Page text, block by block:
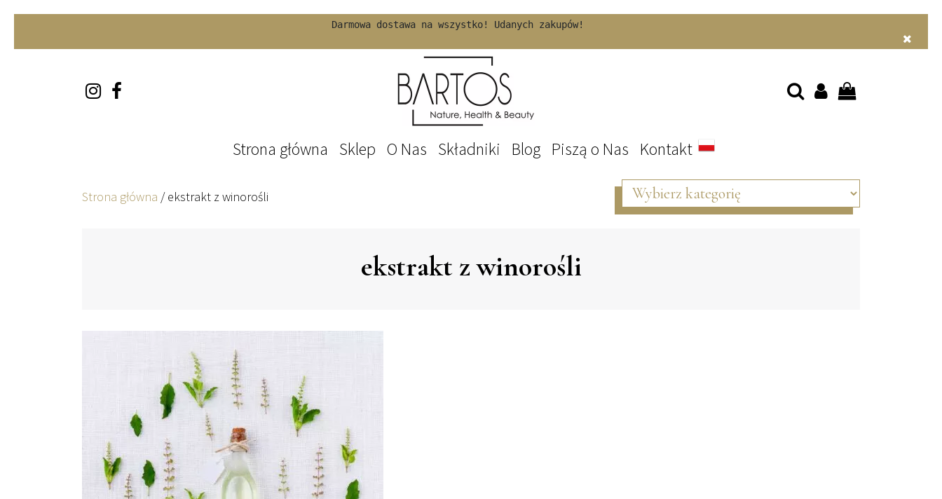
Darmowa dostawa na wszystko! Udanych zakupów!
Strona główna Sklep O Nas Składniki Blog Piszą o Nas Kontakt
Strona główna /ekstrakt z winorośli
ekstrakt z winorośli